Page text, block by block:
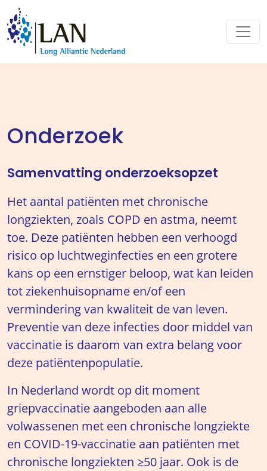
Onderzoek
Samenvatting onderzoeksopzet
Het aantal patiënten met chronische
longziekten, zoals COPD en astma, neemt
toe. Deze patiënten hebben een verhoogd
risico op luchtweginfecties en een grotere
kans op een ernstiger beloop, wat kan leiden
tot ziekenhuisopname en/of een
vermindering van kwaliteit de van leven.
Preventie van deze infecties door middel van
vaccinatie is daarom van extra belang voor
deze patiëntenpopulatie.
In Nederland wordt op dit moment
griepvaccinatie aangeboden aan alle
volwassenen met een chronische longziekte
en COVID-19-vaccinatie aan patiënten met
chronische longziekten ≥50 jaar. Ook is de